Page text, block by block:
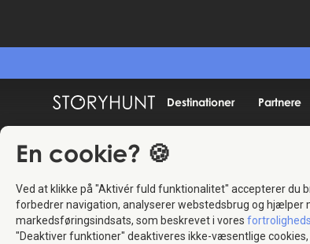
Destinationer Partnere
En cookie? 🍪
Ved at klikke på "Aktivér fuld funktionalitet" accepterer du
forbedrer navigation, analyserer webstedsbrug og hjælper
markedsføringsindsats, som beskrevet i vores
"Deaktiver funktioner" deaktiveres ikke-væsentlige